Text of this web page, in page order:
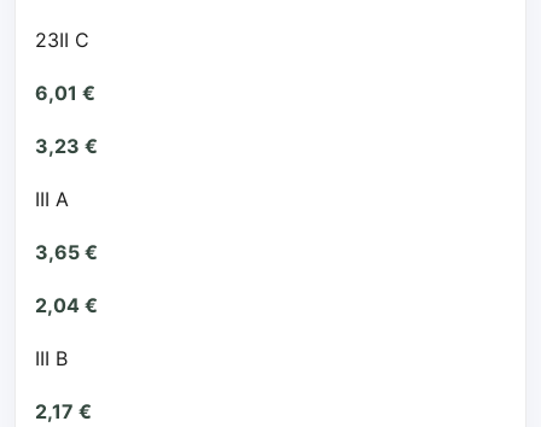
23II C
6,01 €
3,23 €
III A
3,65 €
2,04 €
III B
2,17 €